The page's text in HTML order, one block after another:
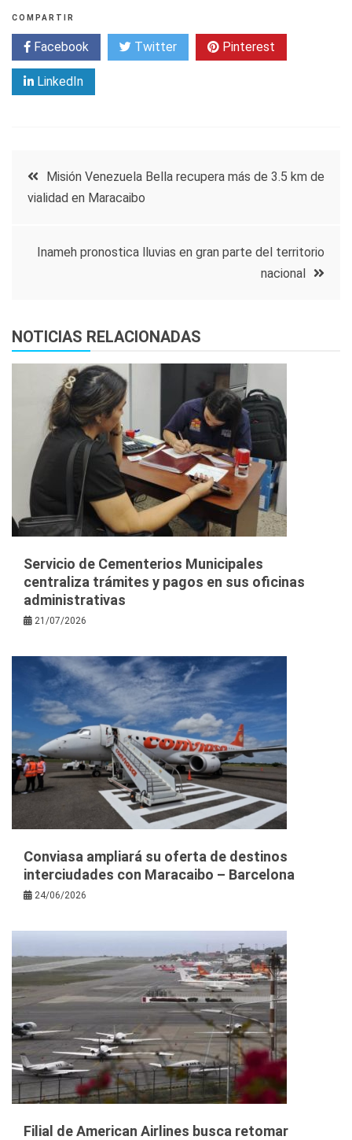
COMPARTIR
Facebook Twitter Pinterest
LinkedIn
Navegación
entradas
Misión Venezuela Bella recupera más de 3.5 km de
vialidad en Maracaibo
Inameh pronostica lluvias en gran parte del territorio
nacional
NOTICIAS RELACIONADAS
Servicio de Cementerios Municipales
centraliza trámites y pagos en sus oficinas
administrativas
21/07/2026
Conviasa ampliará su oferta de destinos
interciudades con Maracaibo – Barcelona
24/06/2026
Filial de American Airlines busca retomar